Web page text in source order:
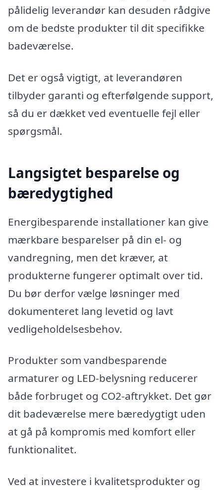
pålidelig leverandør kan desuden rådgive
om de bedste produkter til dit specifikke
badeværelse.
Det er også vigtigt, at leverandøren
tilbyder garanti og efterfølgende support,
så du er dækket ved eventuelle fejl eller
spørgsmål.
Langsigtet besparelse og
bæredygtighed
Energibesparende installationer kan give
mærkbare besparelser på din el- og
vandregning, men det kræver, at
produkterne fungerer optimalt over tid.
Du bør derfor vælge løsninger med
dokumenteret lang levetid og lavt
vedligeholdelsesbehov.
Produkter som vandbesparende
armaturer og LED-belysning reducerer
både forbruget og CO2-aftrykket. Det gør
dit badeværelse mere bæredygtigt uden
at gå på kompromis med komfort eller
funktionalitet.
Ved at investere i kvalitetsprodukter og